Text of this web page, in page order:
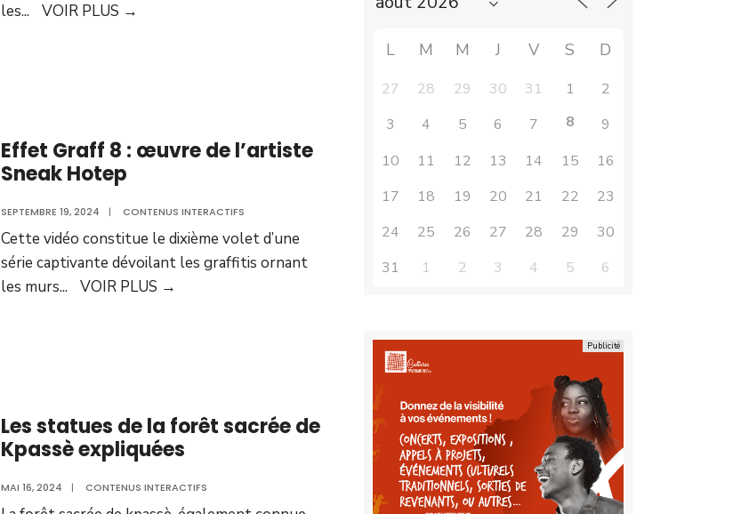
les... VOIR PLUS →
Effet Graff 8 : œuvre de l’artiste
Sneak Hotep
SEPTEMBRE 19, 2024 | CONTENUS INTERACTIFS
Cette vidéo constitue le dixième volet d’une
série captivante dévoilant les graffitis ornant
les murs... VOIR PLUS →
Les statues de la forêt sacrée de
Kpassè expliquées
MAI 16, 2024 | CONTENUS INTERACTIFS
L M M J V S D
27 28 29 30 31 1
2
3
4 5 6 7 8
9
10
11 12 13 14 15
16
17
18 19 20 21 22
23
24
25 26 27 28 29
30
31
1 2 3 4 5 6